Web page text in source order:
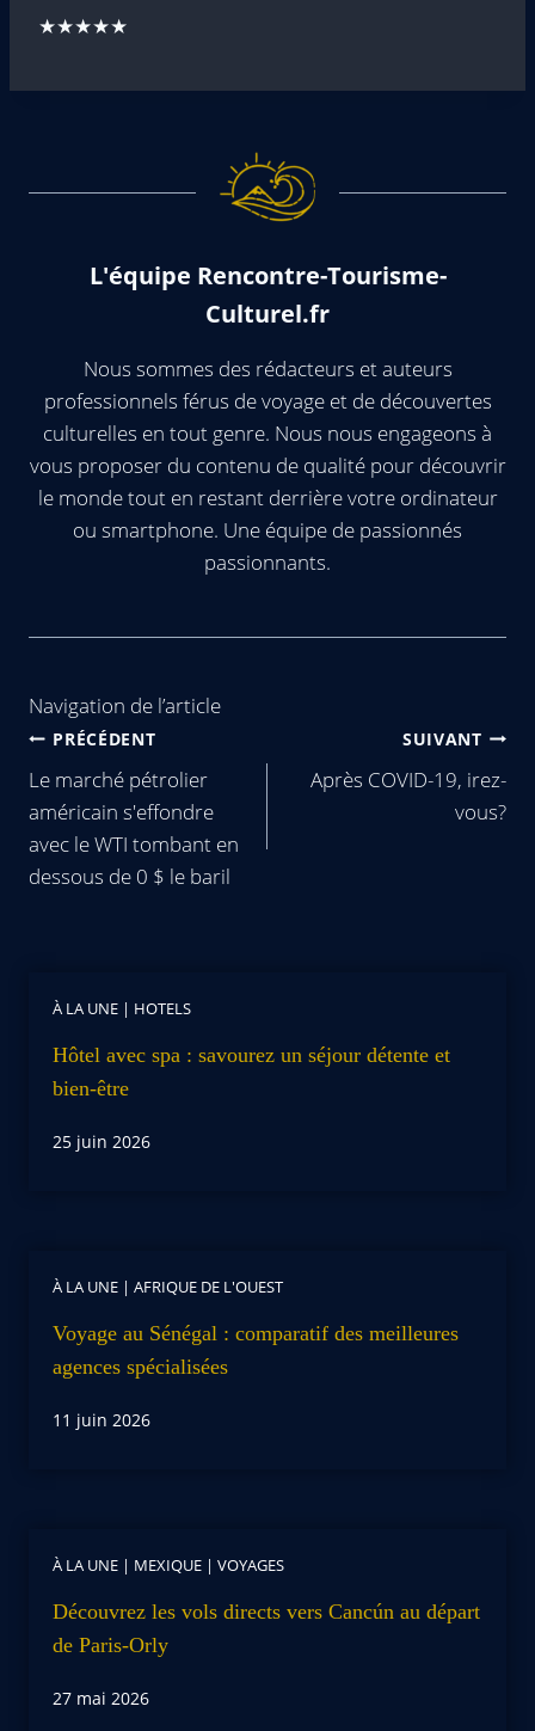
★★★★★
L'équipe Rencontre-Tourisme-
Culturel.fr
Nous sommes des rédacteurs et auteurs
professionnels férus de voyage et de découvertes
culturelles en tout genre. Nous nous engageons à
vous proposer du contenu de qualité pour découvrir
le monde tout en restant derrière votre ordinateur
ou smartphone. Une équipe de passionnés
passionnants.
Navigation de l’article
PRÉCÉDENT
Le marché pétrolier
américain s'effondre
avec le WTI tombant en
dessous de 0 $ le baril
SUIVANT
Après COVID-19, irez-
vous?
À LA UNE | HOTELS
Hôtel avec spa : savourez un séjour détente et
bien-être
25 juin 2026
À LA UNE | AFRIQUE DE L'OUEST
Voyage au Sénégal : comparatif des meilleures
agences spécialisées
11 juin 2026
À LA UNE | MEXIQUE | VOYAGES
Découvrez les vols directs vers Cancún au départ
de Paris-Orly
27 mai 2026